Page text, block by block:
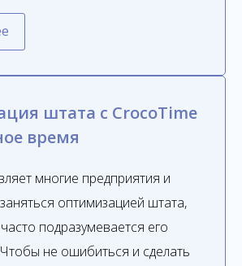
штата с CrocoTime
время
многие предприятия и
оптимизацией штата,
подразумевается его
не ошибиться и сделать